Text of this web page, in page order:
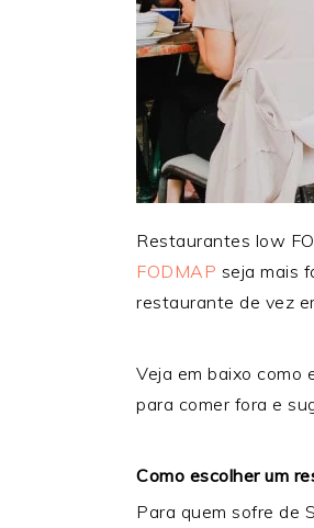
Restaurantes low
FODMAP seja mais
restaurante de vez
Veja em baixo como
para comer fora e
Como escolher um
Para quem sofre de